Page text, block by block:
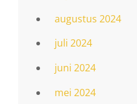
augustus 2024
juli 2024
juni 2024
mei 2024